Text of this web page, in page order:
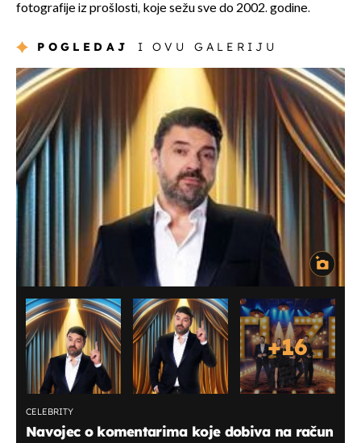
fotografije iz prošlosti, koje sežu sve do 2002. godine.
POGLEDAJ I OVU GALERIJU
+16
CELEBRITY
Navojec o komentarima koje dobiva na račun